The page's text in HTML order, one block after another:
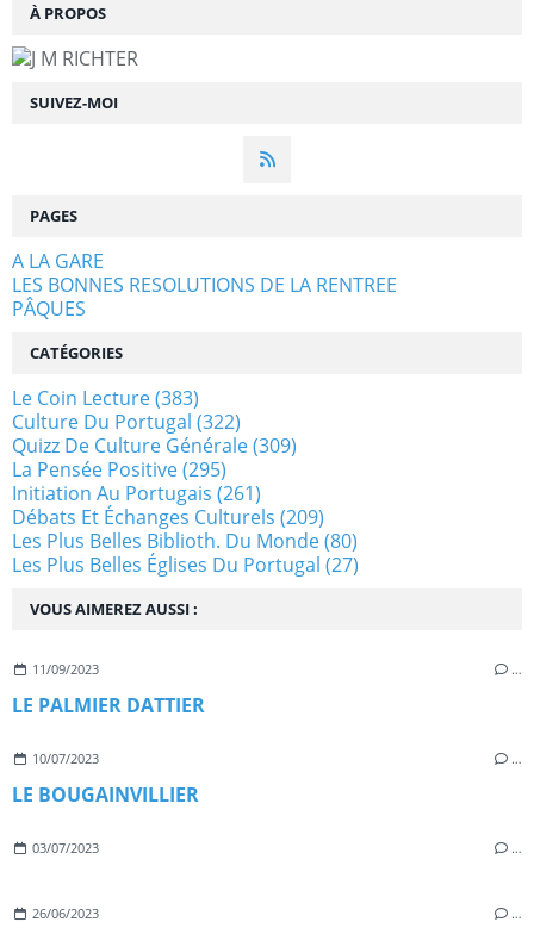
SUIVEZ-MOI
À PROPOS
VOUS AIMEREZ AUSSI :
11/09/2023 …
LE PALMIER DATTIER
10/07/2023 …
LE BOUGAINVILLIER
03/07/2023 …
26/06/2023 …
PAGES
A LA GARE
LES BONNES RESOLUTIONS DE LA RENTREE
PÂQUES
CATÉGORIES
Le Coin Lecture(383)
Culture Du Portugal (322)
Quizz De Culture Générale(309)
La Pensée Positive(295)
Initiation Au Portugais (261)
Débats Et Échanges Culturels (209)
Les Plus Belles Biblioth. Du Monde(80)
Les Plus Belles Églises Du Portugal (27)